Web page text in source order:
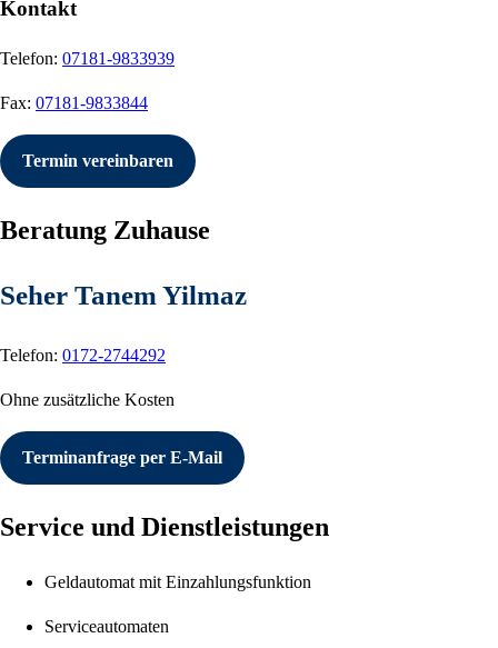
Kontakt
Telefon: 07181-9833939
Fax: 07181-9833844
Termin vereinbaren
Beratung Zuhause
Seher Tanem Yilmaz
Telefon: 0172-2744292
Ohne zusätzliche Kosten
Terminanfrage per E-Mail
Service und Dienstleistungen
Geldautomat mit Einzahlungsfunktion
Serviceautomaten